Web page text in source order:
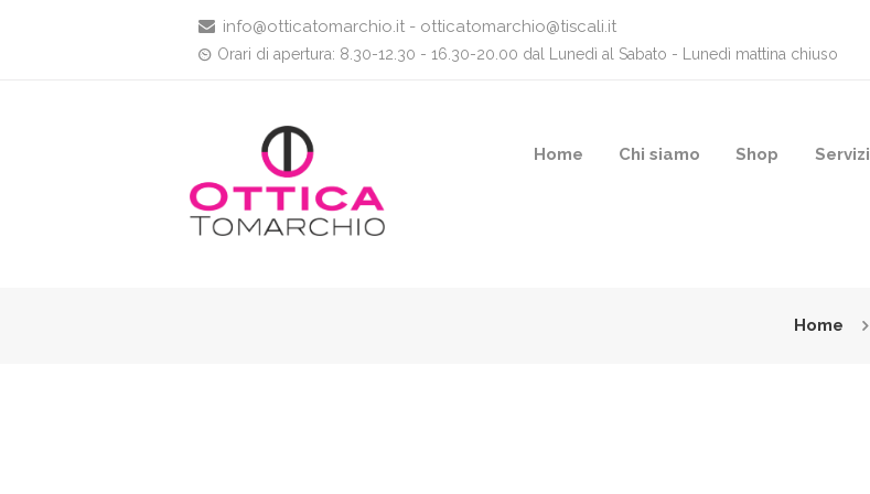
info@otticatomarchio.it - otticatomarchio@tiscali.it
Orari di apertura: 8.30-12.30 - 16.30-20.00 dal Lunedì al Sabato - Lunedì mattina chiuso
Home Chi siamo Shop Servizi
Home